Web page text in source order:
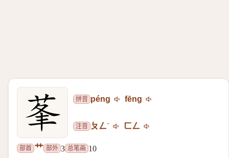
拼音 péng fēng
注音 ㄆㄥˊ ㄈㄥ
部首 艹 部外 3 总笔画 10